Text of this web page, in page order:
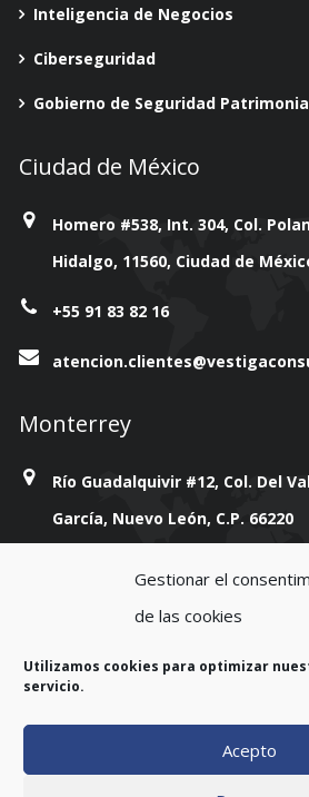
Gestionar el
de las cookies
Utilizamos cookies para optimizar
servicio.
Acepto
Inteligencia de Negocios
Ciberseguridad
Gobierno de Seguridad
Ciudad de México
Homero #538, Int. 304, Col.
Hidalgo, 11560, Ciudad de
+55 91 83 82 16
Monterrey
Río Guadalquivir #12, Col. Del
García, Nuevo León, C.P. 66220
Copyright 2023. All rights